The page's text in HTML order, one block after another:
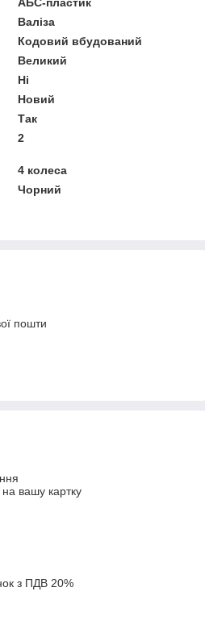
Валіза
Кодовий вбудований
Великий
Ні
Новий
Так
2
4 колеса
Чорний
пошти
вашу картку
з ПДВ 20%